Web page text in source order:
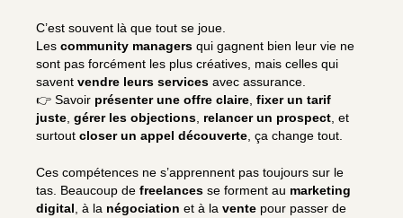
C’est souvent là que tout se joue.
Les community managers qui gagnent bien leur vie ne
sont pas forcément les plus créatives, mais celles qui
savent vendre leurs services avec assurance.
👉 Savoir présenter une offre claire, fixer un tarif
juste, gérer les objections, relancer un prospect, et
surtout closer un appel découverte, ça change tout.
Ces compétences ne s’apprennent pas toujours sur le
tas. Beaucoup de freelances se forment au marketing
digital , à la négociation et à la vente pour passer de